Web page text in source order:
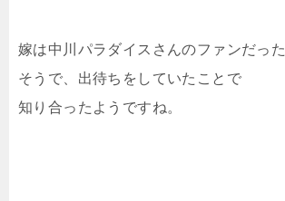
嫁は中川パラダイスさんのファンだった
そうで、出待ちをしていたことで
知り合ったようですね。